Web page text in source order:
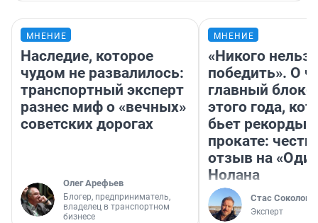
МНЕНИЕ
Наследие, которое
чудом не развалилось:
транспортный эксперт
разнес миф о «вечных»
советских дорогах
Олег Арефьев
Блогер, предприниматель,
владелец в транспортном
бизнесе
МНЕНИЕ
«Никого нельзя
победить». О
главный
этого года,
бьет рекорды в
прокате:
отзыв на
Нолана
Стас Соколов
Эксперт